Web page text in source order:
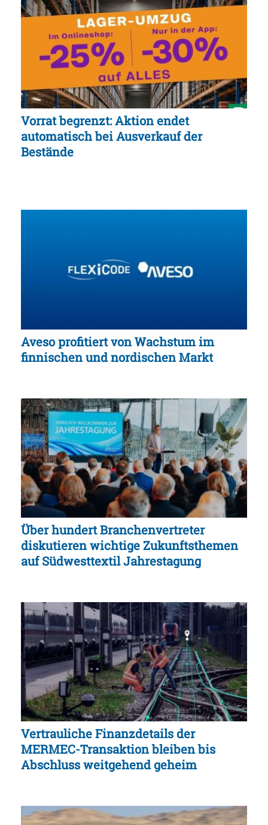
Vorrat begrenzt: Aktion endet
automatisch bei Ausverkauf der
Bestände
Aveso profitiert von Wachstum im
finnischen und nordischen Markt
Über hundert Branchenvertreter
diskutieren wichtige Zukunftsthemen
auf Südwesttextil Jahrestagung
Vertrauliche Finanzdetails der
MERMEC-Transaktion bleiben bis
Abschluss weitgehend geheim